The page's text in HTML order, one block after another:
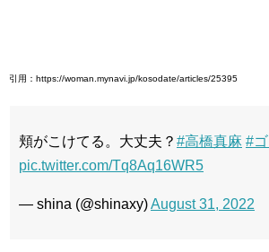
引用：https://woman.mynavi.jp/kosodate/articles/25395
頬がこけてる。大丈夫？ #高橋真麻 #
pic.twitter.com/Tq8Aq16WR5
— shina (@shinaxy)August 31, 2022